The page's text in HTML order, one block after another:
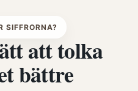
SIFFRORNA?
att tolka
bättre